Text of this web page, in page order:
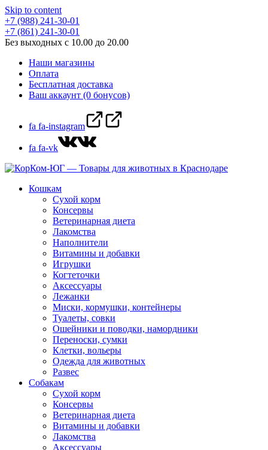
Skip to content
+7 (988) 241-30-01
+7 (861) 241-30-01
Без выходных с 10.00 до 20.00
Наши магазины
Оплата
Бесплатная доставка
Ваш аккаунт (0 бонусов)
fa fa-instagram
fa fa-vk
Кошкам
Сухой корм
Консервы
Ветеринарная диета
Лакомства
Наполнители
Витамины и добавки
Игрушки
Когтеточки
Аксессуары
Лежанки
Миски, кормушки, контейнеры
Туалеты, совки
Ошейники и поводки, намордники
Переноски, сумки
Клетки, вольеры
Одежда для животных
Развес
Собакам
Сухой корм
Консервы
Ветеринарная диета
Витамины и добавки
Лакомства
Аксессуары